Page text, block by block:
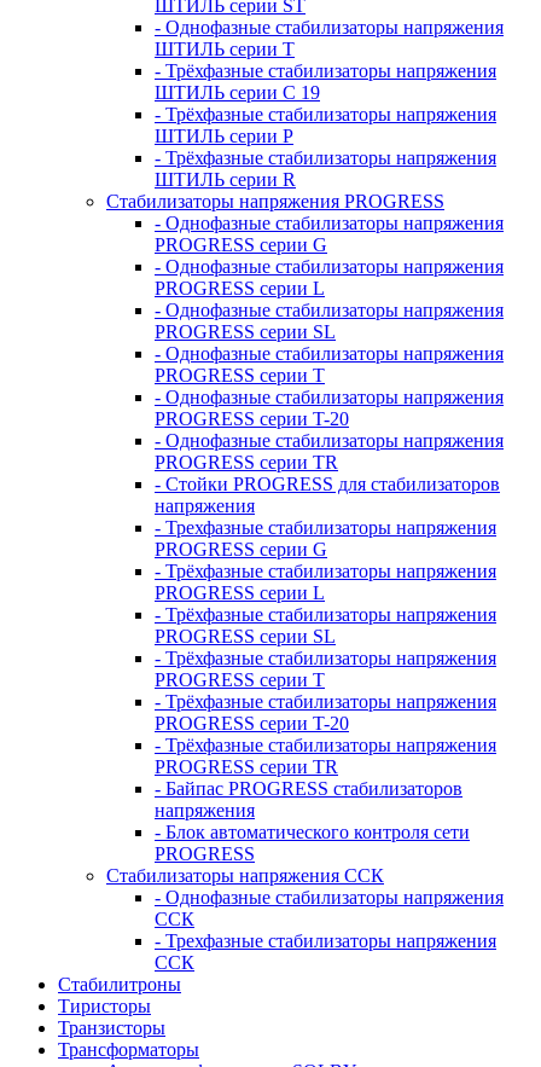
ШТИЛЬ серии ST
- Однофазные стабилизаторы напряжения
ШТИЛЬ серии T
- Трёхфазные стабилизаторы напряжения
ШТИЛЬ серии C 19
- Трёхфазные стабилизаторы напряжения
ШТИЛЬ серии P
- Трёхфазные стабилизаторы напряжения
ШТИЛЬ серии R
Стабилизаторы напряжения PROGRESS
- Однофазные стабилизаторы напряжения
PROGRESS серии G
- Однофазные стабилизаторы напряжения
PROGRESS серии L
- Однофазные стабилизаторы напряжения
PROGRESS серии SL
- Однофазные стабилизаторы напряжения
PROGRESS серии T
- Однофазные стабилизаторы напряжения
PROGRESS серии T-20
- Однофазные стабилизаторы напряжения
PROGRESS серии TR
- Стойки PROGRESS для стабилизаторов
напряжения
- Трехфазные стабилизаторы напряжения
PROGRESS серии G
- Трёхфазные стабилизаторы напряжения
PROGRESS серии L
- Трёхфазные стабилизаторы напряжения
PROGRESS серии SL
- Трёхфазные стабилизаторы напряжения
PROGRESS серии T
- Трёхфазные стабилизаторы напряжения
PROGRESS серии T-20
- Трёхфазные стабилизаторы напряжения
PROGRESS серии TR
- Байпас PROGRESS стабилизаторов
напряжения
- Блок автоматического контроля сети
PROGRESS
Стабилизаторы напряжения ССК
- Однофазные стабилизаторы напряжения
ССК
- Трехфазные стабилизаторы напряжения
ССК
Стабилитроны
Тиристоры
Транзисторы
Трансформаторы